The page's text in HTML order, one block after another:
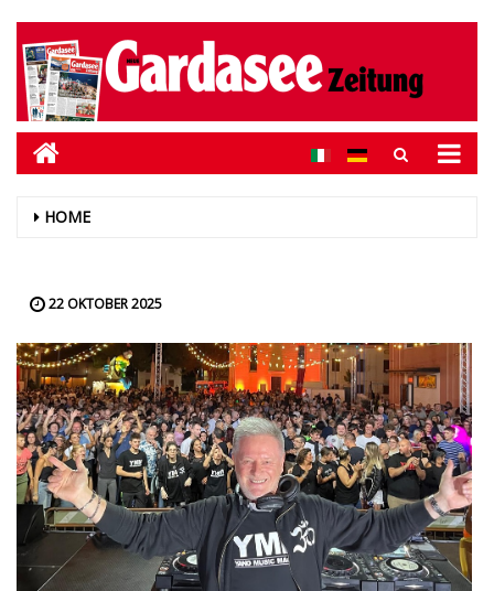
HOME
22 OKTOBER 2025